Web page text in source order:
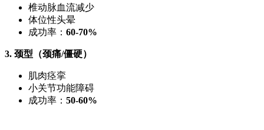
椎动脉血流减少
体位性头晕
成功率： 60-70%
3. 颈型（颈痛/僵硬）
肌肉痉挛
小关节功能障碍
成功率： 50-60%